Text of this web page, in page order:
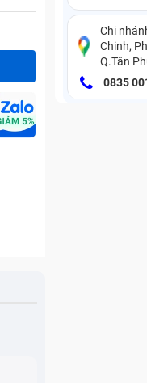
Chi
Chinh,
Q.Tân
0835